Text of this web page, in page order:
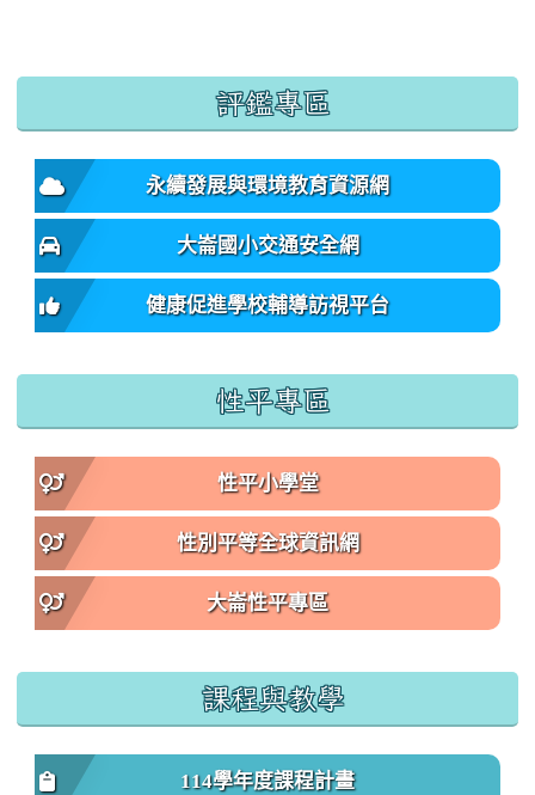
:::
評鑑專區
永續發展與環境教育資源網
大崙國小交通安全網
健康促進學校輔導訪視平台
性平專區
性平小學堂
性別平等全球資訊網
大崙性平專區
課程與教學
114學年度課程計畫